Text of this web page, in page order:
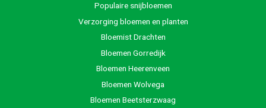
Populaire snijbloemen
Verzorging bloemen en planten
Bloemist Drachten
Bloemen Gorredijk
Bloemen Heerenveen
Bloemen Wolvega
Bloemen Beetsterzwaag